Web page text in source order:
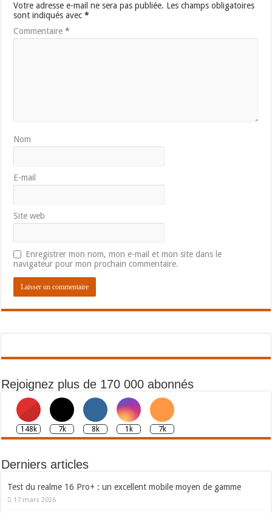
Votre adresse e-mail ne sera pas publiée. Les champs obligatoires
sont indiqués avec*
Commentaire*
Nom
E-mail
Site web
Enregistrer mon nom, mon e-mail et mon site dans le
navigateur pour mon prochain commentaire.
Rejoignez plus de 170 000 abonnés
148k 7k 8k 1k 7k
Derniers articles
Test du realme 16 Pro+ : un excellent mobile moyen de gamme
17 mars 2026